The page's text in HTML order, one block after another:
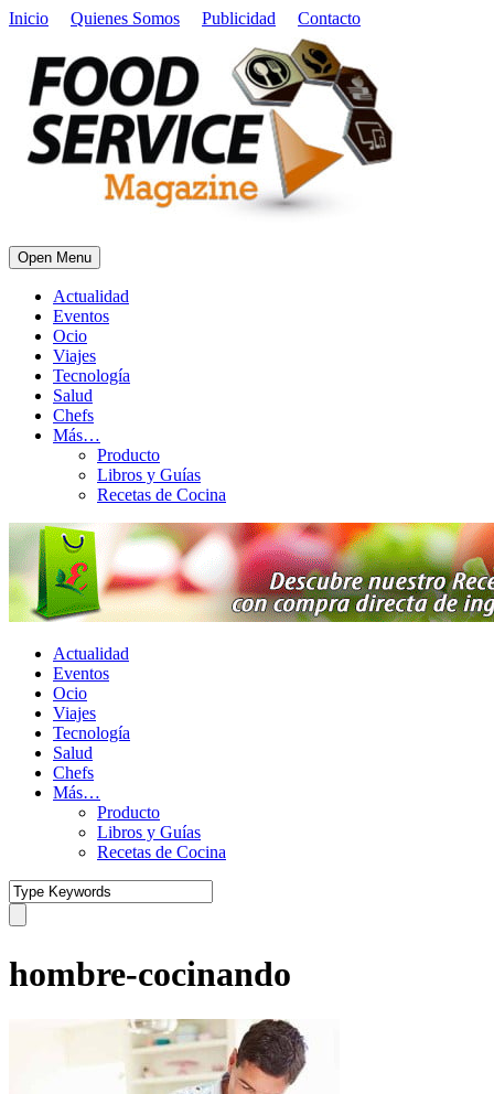
Inicio Quienes Somos Publicidad Contacto
Open Menu
Actualidad
Eventos
Ocio
Viajes
Tecnología
Salud
Chefs
Más…
Producto
Libros y Guías
Recetas de Cocina
Actualidad
Eventos
Ocio
Viajes
Tecnología
Salud
Chefs
Más…
Producto
Libros y Guías
Recetas de Cocina
hombre-cocinando